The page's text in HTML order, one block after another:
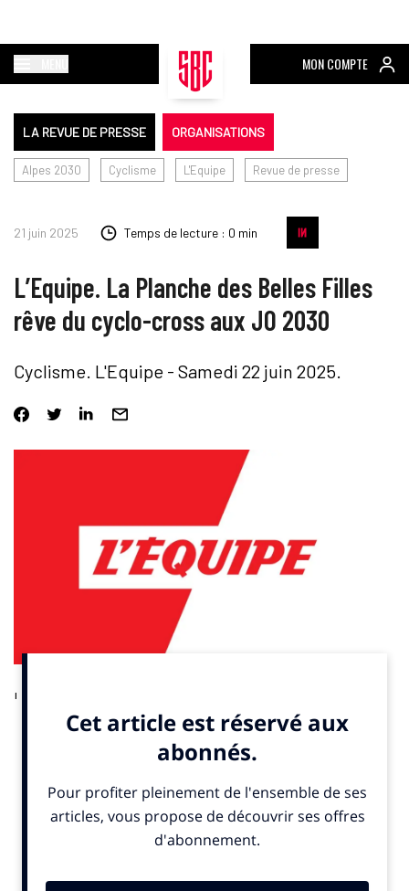
MON COMPTE
LA REVUE DE PRESSE ORGANISATIONS
Alpes 2030 Cyclisme L'Equipe Revue de presse
21 juin 2025 Temps de lecture : 0 min
L’Equipe. La Planche des Belles Filles
rêve du cyclo-cross aux JO 2030
Cyclisme. L'Equipe - Samedi 22 juin 2025.
Le département de Haute-Saône a concocté un alléchant
dossier de candidature pour accueillir l’épreuve de cyclo-cross,
en espérant que la discipline sera choisie parmi les quatre
sports additionnels aux Jeux Olympiques d’hiver 2030 dans les
Alpes françaises. Par Rachel Pretti.A lire ici